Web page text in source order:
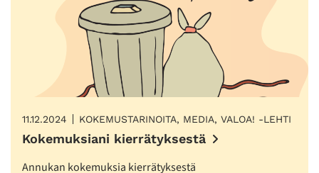
11.12.2024 KOKEMUSTARINOITA, MEDIA, VALOA! -LEHTI
Kokemuksiani kierrätyksestä
Annukan kokemuksia kierrätyksestä